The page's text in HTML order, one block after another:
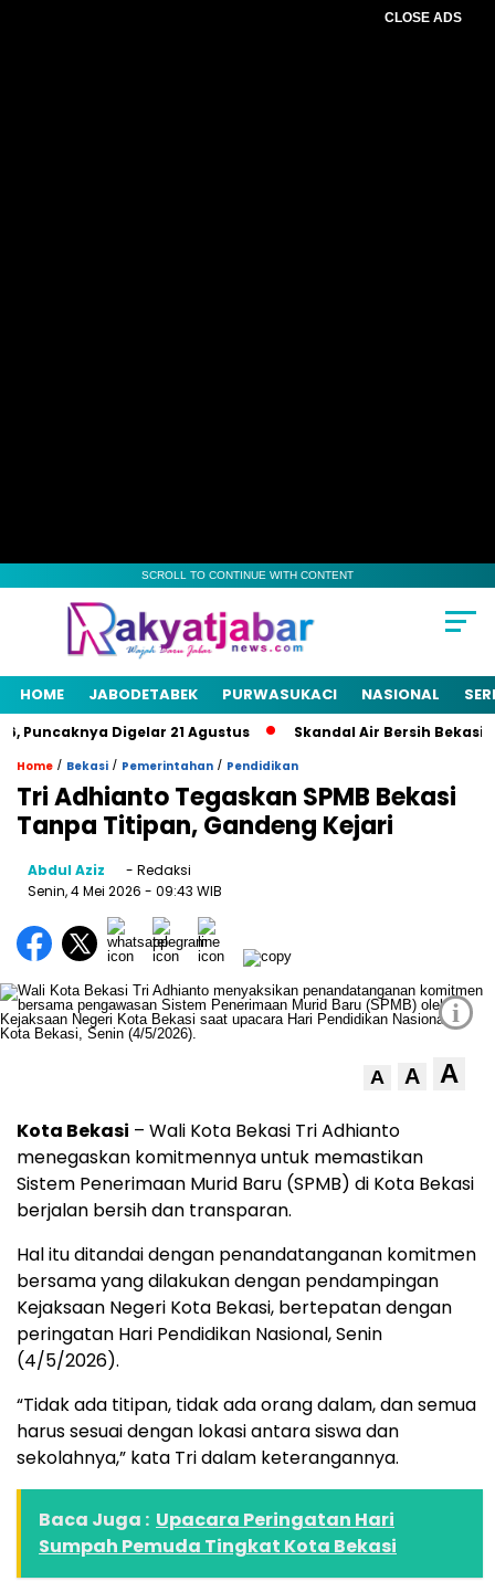
CLOSE ADS
SCROLL TO CONTINUE WITH CONTENT
HOME JABODETABEK PURWASUKACI NASIONAL
Puncaknya Digelar 21 Agustus Skandal Air Bersih Bekasi!
Home / Bekasi / Pemerintahan / Pendidikan
Tri Adhianto Tegaskan SPMB Bekasi
Tanpa Titipan, Gandeng Kejari
Abdul Aziz
- Redaksi
Senin, 4 Mei 2026 - 09:43 WIB
i
A A A
Kota Bekasi – Wali Kota Bekasi Tri Adhianto
menegaskan komitmennya untuk memastikan
Sistem Penerimaan Murid Baru (SPMB) di Kota Bekasi
berjalan bersih dan transparan.
Hal itu ditandai dengan penandatanganan komitmen
bersama yang dilakukan dengan pendampingan
Kejaksaan Negeri Kota Bekasi, bertepatan dengan
peringatan Hari Pendidikan Nasional, Senin
(4/5/2026).
“Tidak ada titipan, tidak ada orang dalam, dan semua
harus sesuai dengan lokasi antara siswa dan
sekolahnya,” kata Tri dalam keterangannya.
Baca Juga : Upacara Peringatan Hari
Sumpah Pemuda Tingkat Kota Bekasi